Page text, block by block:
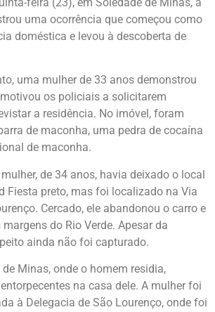
uma ocorrência que começou como
doméstica e levou à descoberta de
uma mulher de 33 anos demonstrou
os policiais a solicitarem
a residência. No imóvel, foram
de maconha, uma pedra de cocaína
de maconha.
de 34 anos, havia deixado o local
Fiesta preto, mas foi localizado na Via
Cercado, ele abandonou o carro e
do Rio Verde. Apesar da
ainda não foi capturado.
Minas, onde o homem residia,
na casa dele. A mulher foi
à Delegacia de São Lourenço, onde foi